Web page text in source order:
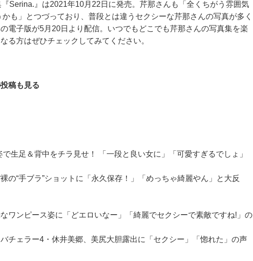
Serina.』は2021年10月22日に発売。芹那さんも「全くちがう雰囲気
も」とつづっており、普段とは違うセクシーな芹那さんの写真が多く
電子版が5月20日より配信。いつでもどこでも芹那さんの写真集を楽
る方はぜひチェックしてみてください。
稿も見る
生足＆背中をチラ見せ！ 「一段と良い女に」「可愛すぎるでしょ」
の“手ブラ”ショットに「永久保存！」「めっちゃ綺麗やん」と大反
ワンピース姿に「どエロいなー」「綺麗でセクシーで素敵ですね!」の
チェラー4・休井美郷、美尻大胆露出に「セクシー」「惚れた」の声